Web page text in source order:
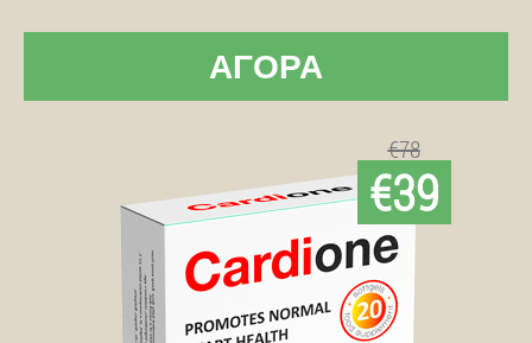
ΑΓΟΡΆ
€78
€39